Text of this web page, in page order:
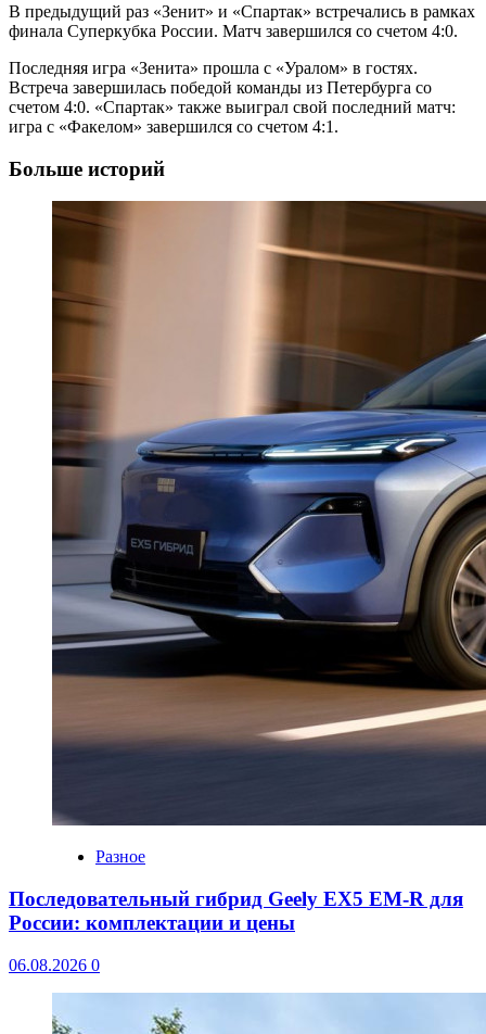
В предыдущий раз «Зенит» и «Спартак» встречались в рамках
финала Суперкубка России. Матч завершился со счетом 4:0.
Последняя игра «Зенита» прошла с «Уралом» в гостях.
Встреча завершилась победой команды из Петербурга со
счетом 4:0. «Спартак» также выиграл свой последний матч:
игра с «Факелом» завершился со счетом 4:1.
Больше историй
Разное
Последовательный гибрид Geely EX5 EM-R для
России: комплектации и цены
06.08.2026 0